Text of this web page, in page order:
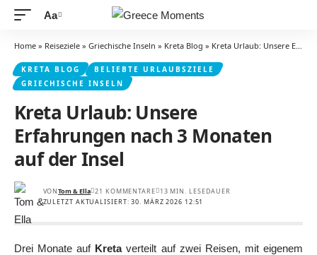
Schriftgrößenanpassung
Aa
Home » Reiseziele » Griechische Inseln » Kreta Blog » Kreta Urlaub: Unsere Erfahrungen nach 3 Monaten auf der Insel
KRETA BLOG
BELIEBTE URLAUBSZIELE
GRIECHISCHE INSELN
Kreta Urlaub: Unsere
Erfahrungen nach 3 Monaten
auf der Insel
ZULETZT AKTUALISIERT: 30. MÄRZ 2026 12:51
VONTom & Ella 21 KOMMENTARE 13 MIN. LESEDAUER
Drei Monate auf Kretaverteilt auf zwei Reisen, mit eigenem